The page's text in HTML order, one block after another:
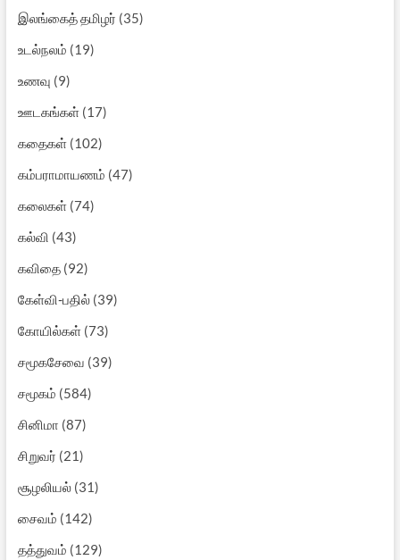
இலங்கைத் தமிழர் (35)
உடல்நலம் (19)
உணவு (9)
ஊடகங்கள்(17)
கதைகள்(102)
கம்பராமாயணம் (47)
கலைகள்(74)
கல்வி (43)
கவிதை(92)
கேள்வி-பதில்(39)
கோயில்கள்(73)
சமூகசேவை (39)
சமூகம் (584)
சினிமா (87)
சிறுவர் (21)
சூழலியல்(31)
சைவம் (142)
தத்துவம் (129)